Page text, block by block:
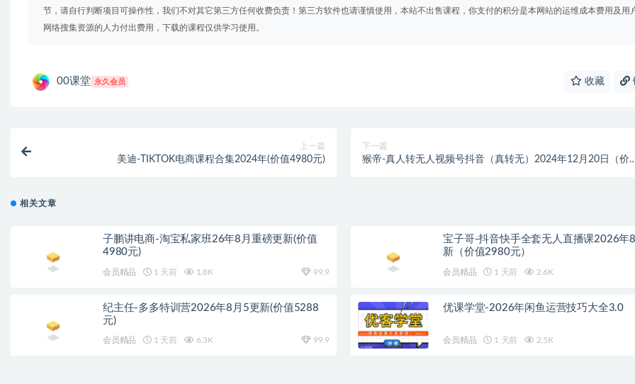
节，请自行判断项目可操作性，我们不对其它第三方任何收费负责！第三方软件也请谨慎使用，本站不出售课程，你支付的积分是本网站的运维成本费用及用
网络搜集资源的人力付出费用，下载的课程仅供学习使用。
00课堂 永久会员 收藏
上一篇
美迪-TIKTOK电商课程合集2024年(价值4980元)
下一篇
猴帝-真人转无人视频号抖音（真转无）2024年12月20日（价
相关文章
子鹏讲电商-淘宝私家班26年8月重磅更新(价值
4980元)
会员精品 1 天前 1.8K 99.9
宝子哥-抖音快手全套无人直播课2026年
新（价值2980元）
会员精品 1 天前 2.6K
纪主任-多多特训营2026年8月5更新(价值5288
元)
会员精品 1 天前 6.3K 99.9
优课学堂-2026年闲鱼运营技巧大全3.0
会员精品 1 天前 2.5K